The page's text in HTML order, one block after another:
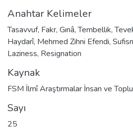
Anahtar Kelimeler
Tasavvuf, Fakr, Gınâ,Tembellik,
Haydarî, Mehmed Zihni Efendi,
Laziness, Resignation
Kaynak
FSM İlmî Araştırmalar İnsan ve
Sayı
25